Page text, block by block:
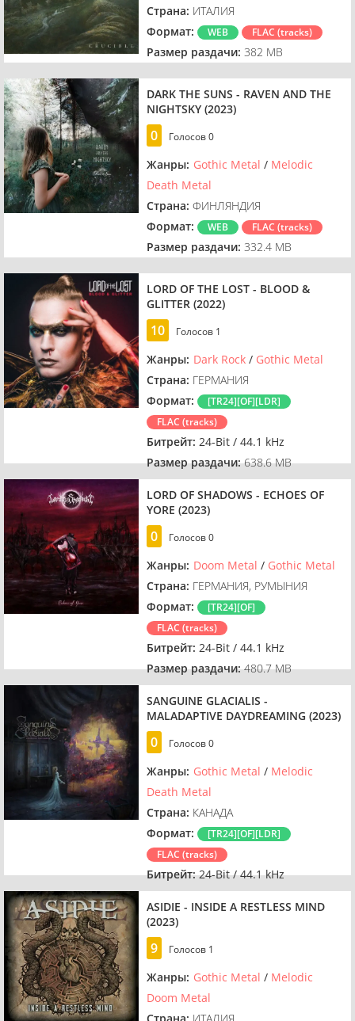
Страна: ИТАЛИЯ
Формат:
WEB FLAC (tracks)
Размер раздачи: 382 MB
DARK THE SUNS - RAVEN AND THE
NIGHTSKY (2023)
0 Голосов0
Жанры: Gothic Metal / Melodic
Death Metal
Страна: ФИНЛЯНДИЯ
Формат:
WEB FLAC (tracks)
Размер раздачи: 332.4 MB
LORD OF THE LOST - BLOOD &
GLITTER (2022)
10 Голосов 1
Жанры: Dark Rock / Gothic Metal
Страна: ГЕРМАНИЯ
Формат:
[TR24][OF][LDR]
FLAC (tracks)
Битрейт: 24-Bit / 44.1 kHz
Размер раздачи: 638.6 MB
LORD OF SHADOWS - ECHOES OF
YORE (2023)
0 Голосов0
Жанры: Doom Metal / Gothic Metal
Страна: ГЕРМАНИЯ, РУМЫНИЯ
Формат:
[TR24][OF]
FLAC (tracks)
Битрейт: 24-Bit / 44.1 kHz
Размер раздачи: 480.7 MB
SANGUINE GLACIALIS -
MALADAPTIVE DAYDREAMING (2023)
0 Голосов0
Жанры: Gothic Metal / Melodic
Death Metal
Страна: КАНАДА
Формат:
[TR24][OF][LDR]
FLAC (tracks)
Битрейт:24-Bit / 44.1 kHz
Размер раздачи: 674.3 MB
ASIDIE - INSIDE A RESTLESS MIND
(2023)
9 Голосов 1
Жанры: Gothic Metal / Melodic
Doom Metal